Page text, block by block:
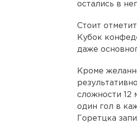
остались в
Стоит
Кубок
даже
Кроме
сложности 12
один гол в
Горетцка